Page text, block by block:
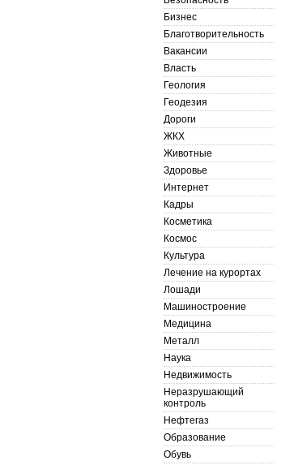
Бизнес
Благотворительность
Вакансии
Власть
Геология
Геодезия
Дороги
ЖКХ
Животные
Здоровье
Интернет
Кадры
Косметика
Космос
Культура
Лечение на курортах
Лошади
Машиностроение
Медицина
Металл
Наука
Недвижимость
Неразрушающий
контроль
Нефтегаз
Образование
Обувь